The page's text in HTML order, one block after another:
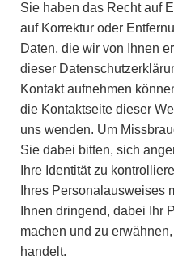
Sie haben das Recht auf
auf Korrektur oder
Daten, die wir von Ihnen
dieser
Kontakt aufnehmen
die Kontaktseite dieser
uns wenden. Um
Sie dabei bitten, sich
Ihre Identität zu
Ihres Personalausweises
Ihnen dringend, dabei Ihr
machen und zu
handelt.